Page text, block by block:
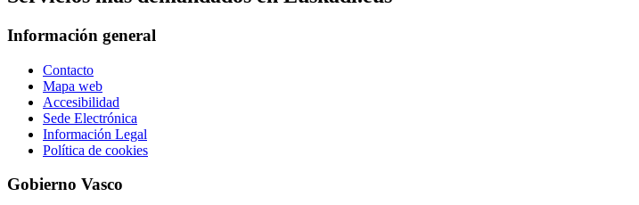
Información general
Contacto
Mapa web
Accesibilidad
Sede Electrónica
Información Legal
Política de cookies
Gobierno Vasco